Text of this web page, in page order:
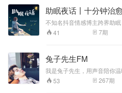
助眠夜话丨十分钟治
不知名抖音情感博主跨界助眠
晚21:00准时更新，愿你所有
见我的那一刻，杳无踪影。
41 7期
兔子先生FM
我是兔子先生，用声音陪你温
号→暖被窝FM​ @CV兔子先生
53 267期